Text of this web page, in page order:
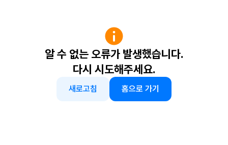
알 수 없는 오류가 발생했습니다.
다시 시도해주세요.
새로고침 홈으로 가기